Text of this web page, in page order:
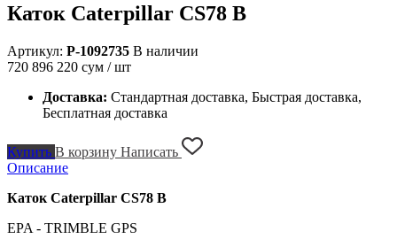
Каток Caterpillar CS78 B
Артикул: P-1092735 В наличии
720 896 220 сум / шт
Доставка: Стандартная доставка, Быстрая доставка,
Бесплатная доставка
Купить В корзину Написать
Описание
Каток Caterpillar CS78 B
EPA - TRIMBLE GPS